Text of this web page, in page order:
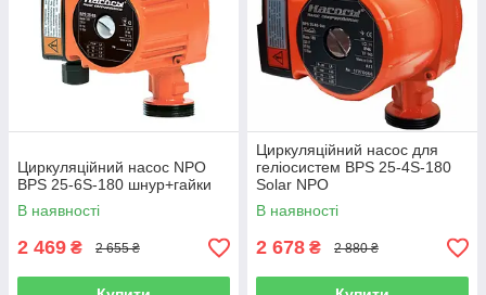
Циркуляційний насос NPO
BPS 25-6S-180 шнур+гайки
В наявності
2 469 ₴ 2 655 ₴
Циркуляційний насос для
геліосистем BPS 25-4S-180
Solar NPO
В наявності
2 678 ₴ 2 880 ₴